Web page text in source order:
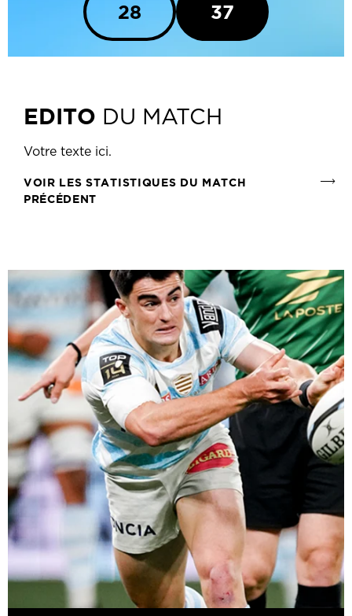
28 37
EDITO DU MATCH
Votre texte ici.
VOIR LES STATISTIQUES DU MATCH
PRÉCÉDENT